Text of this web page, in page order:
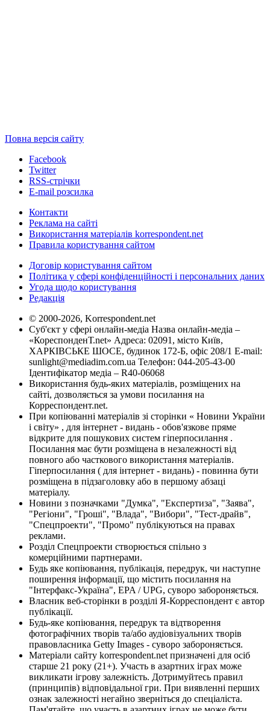
Повна версія сайту
Facebook
Twitter
RSS-стрічки
E-mail розсилка
Контакти
Реклама на сайті
Використання матеріалів korrespondent.net
Правила користування сайтом
Договір користування сайтом
Політика у сфері конфіденційності і персональних даних
Угода щодо користування
Редакція
© 2000-2026, Korrespondent.net
Суб'єкт у сфері онлайн-медіа Назва онлайн-медіа –
«КореспонденТ.net» Адреса: 02091, місто Київ,
ХАРКІВСЬКЕ ШОСЕ, будинок 172-Б, офіс 208/1 E-mail:
sunlight@mediadim.com.ua Телефон: 044-205-43-00
Ідентифікатор медіа – R40-06068
Використання будь-яких матеріалів, розміщених на
сайті, дозволяється за умови посилання на
Корреспондент.net.
При копіюванні матеріалів зі сторінки « Новини України
і світу» , для інтернет - видань - обов'язкове пряме
відкрите для пошукових систем гіперпосилання .
Посилання має бути розміщена в незалежності від
повного або часткового використання матеріалів.
Гіперпосилання ( для інтернет - видань) - повинна бути
розміщена в підзаголовку або в першому абзаці
матеріалу.
Новини з позначками "Думка", "Експертиза", "Заява",
"Регіони", "Гроші", "Влада", "Вибори", "Тест-драйв",
"Спецпроекти", "Промо" публікуються на правах
реклами.
Розділ Спецпроекти створюється спільно з
комерційними партнерами.
Будь яке копіювання, публікація, передрук, чи наступне
поширення інформації, що містить посилання на
"Інтерфакс-Україна", EPA / UPG, суворо забороняється.
Власник веб-сторінки в розділі Я-Корреспондент є автор
публікації.
Будь-яке копіювання, передрук та відтворення
фотографічних творів та/або аудіовізуальних творів
правовласника Getty Images - суворо забороняється.
Матеріали сайту korrespondent.net призначені для осіб
старше 21 року (21+). Участь в азартних іграх може
викликати ігрову залежність. Дотримуйтесь правил
(принципів) відповідальної гри. При виявленні перших
ознак залежності негайно зверніться до спеціаліста.